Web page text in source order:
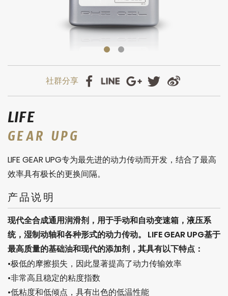
LIFE
GEAR UPG
LIFE GEAR UPG专为最先进的动力传动而开发，结合了最高
效率具有极长的更换间隔。
产品说明
现代全合成通用润滑剂，用于手动和自动变速箱，液压系
统，湿制动轴和各种形式的动力传动。 LIFE GEAR UPG基于
最高质量的基础油和现代的添加剂，其具有以下特点：
•极低的摩擦损失，因此显著提高了动力传输效率
•非常高且稳定的粘度指数
•低粘度和低倾点，具有出色的低温性能